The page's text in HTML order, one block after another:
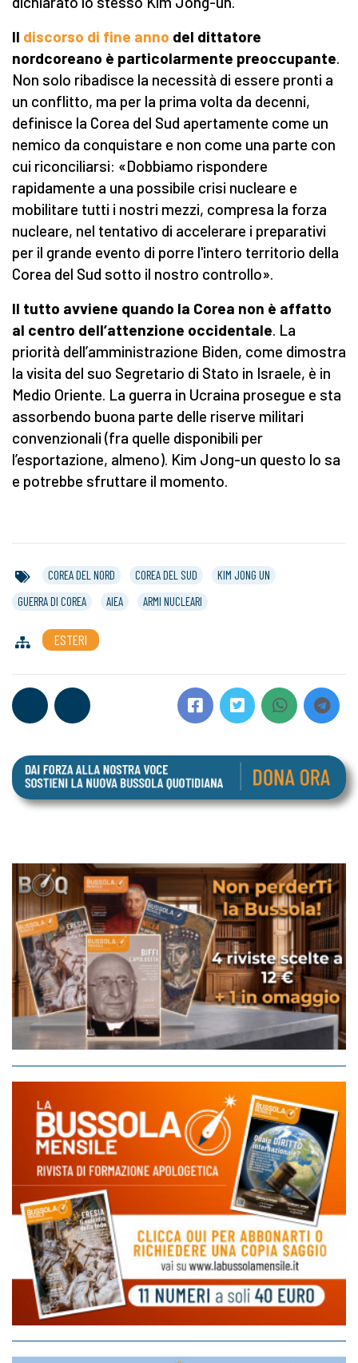
Il discorso di fine anno del dittatore
nordcoreano è particolarmente preoccupante.
Non solo ribadisce la necessità di essere pronti a
un conflitto, ma per la prima volta da decenni,
definisce la Corea del Sud apertamente come un
nemico da conquistare e non come una parte con
cui riconciliarsi: «Dobbiamo rispondere
rapidamente a una possibile crisi nucleare e
mobilitare tutti i nostri mezzi, compresa la forza
nucleare, nel tentativo di accelerare i preparativi
per il grande evento di porre l'intero territorio della
Corea del Sud sotto il nostro controllo».
Il tutto avviene quando la Corea non è affatto
al centro dell’attenzione occidentale. La
priorità dell’amministrazione Biden, come dimostra
la visita del suo Segretario di Stato in Israele, è in
Medio Oriente. La guerra in Ucraina prosegue e sta
assorbendo buona parte delle riserve militari
convenzionali (fra quelle disponibili per
l’esportazione, almeno). Kim Jong-un questo lo sa
e potrebbe sfruttare il momento.
COREA DEL NORD COREA DEL SUD
KIM JONG UN
GUERRA DI COREA
AIEA ARMI NUCLEARI
ESTERI